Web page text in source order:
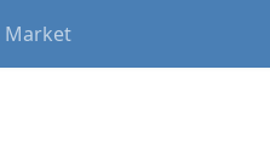
Market